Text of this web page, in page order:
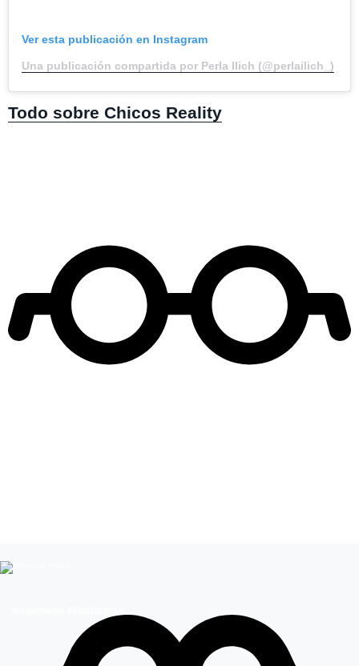
Ver esta publicación en Instagram
Una publicación compartida por Perla Ilich (@perlailich_)
Todo sobre Chicos Reality